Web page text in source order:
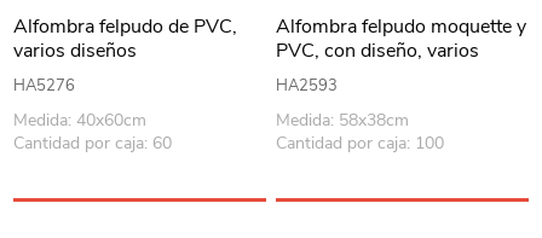
Alfombra felpudo de PVC,
varios diseños
HA5276
Medida: 40x60cm
Cantidad por caja: 60
Alfombra felpudo moquette y
PVC, con diseño, varios
colores
HA2593
Medida: 58x38cm
Cantidad por caja: 100